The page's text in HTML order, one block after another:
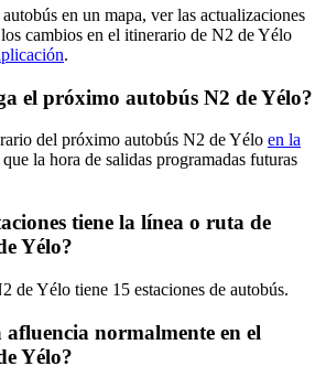
en un mapa, ver las actualizaciones
cambios en el itinerario de N2 de Yélo
.
el próximo autobús N2 de Yélo?
del próximo autobús N2 de Yélo en la
la hora de salidas programadas futuras
tiene la línea o ruta de
Yélo?
de Yélo tiene 15 estaciones de autobús.
normalmente en el
Yélo?